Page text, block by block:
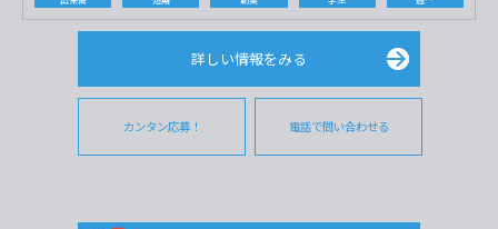
詳しい情報をみる
カンタン応募！ 電話で問い合わせる